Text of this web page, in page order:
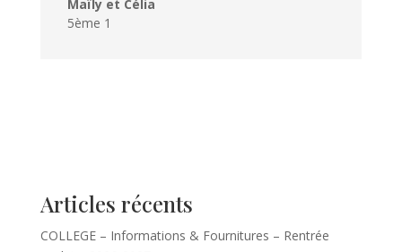
Maïly et Célia
5ème 1
Articles récents
COLLEGE – Informations & Fournitures – Rentrée